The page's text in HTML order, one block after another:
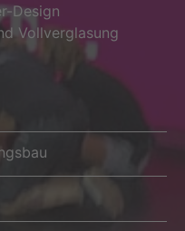
Design
Vollverglasung